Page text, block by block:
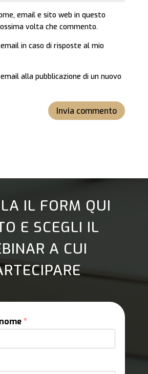
email e sito web in questo
volta che commento.
in caso di risposte al mio
alla pubblicazione di un nuovo
Invia commento
IL FORM QUI
E SCEGLI IL
A CUI
*